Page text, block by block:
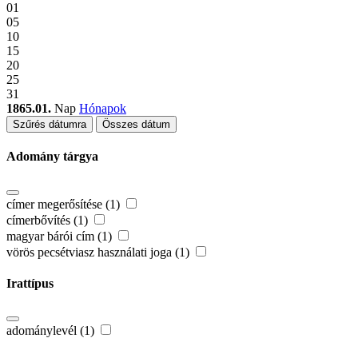
01
05
10
15
20
25
31
1865.01. Nap Hónapok
Szűrés dátumra Összes dátum
Adomány tárgya
címer megerősítése (1)
címerbővítés (1)
magyar bárói cím (1)
vörös pecsétviasz használati joga (1)
Irattípus
adománylevél (1)